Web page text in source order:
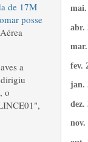
de 17M
posse
a
o
mai.
abr.
fev.
jan.
dez.
nov.